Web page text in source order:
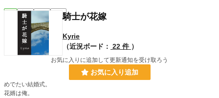
完結 長編 R18騎士が花嫁
Kyrie
（近況ボード： 22 件 ）
お気に入りに追加して更新通知を受け取ろう
お気に入り追加
めでたい結婚式。
花婿は俺。